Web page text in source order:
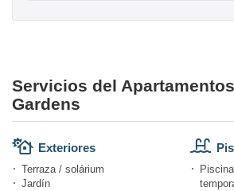
Servicios del
Gardens
Exteriores
Terraza / solárium
Jardín